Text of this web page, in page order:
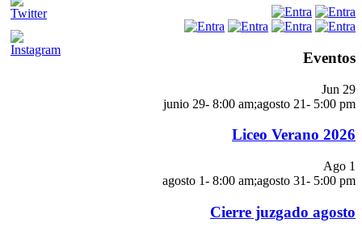
Eventos
Jun 29
junio 29- 8:00 am;agosto 21- 5:00 pm
Liceo Verano 2026
Ago 1
agosto 1- 8:00 am;agosto 31- 5:00 pm
Cierre juzgado agosto